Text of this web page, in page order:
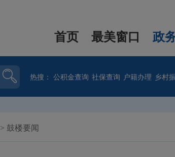
首页 最美窗口 政
热搜：公积金查询 社保查询 户籍办理 乡村
> 鼓楼要闻